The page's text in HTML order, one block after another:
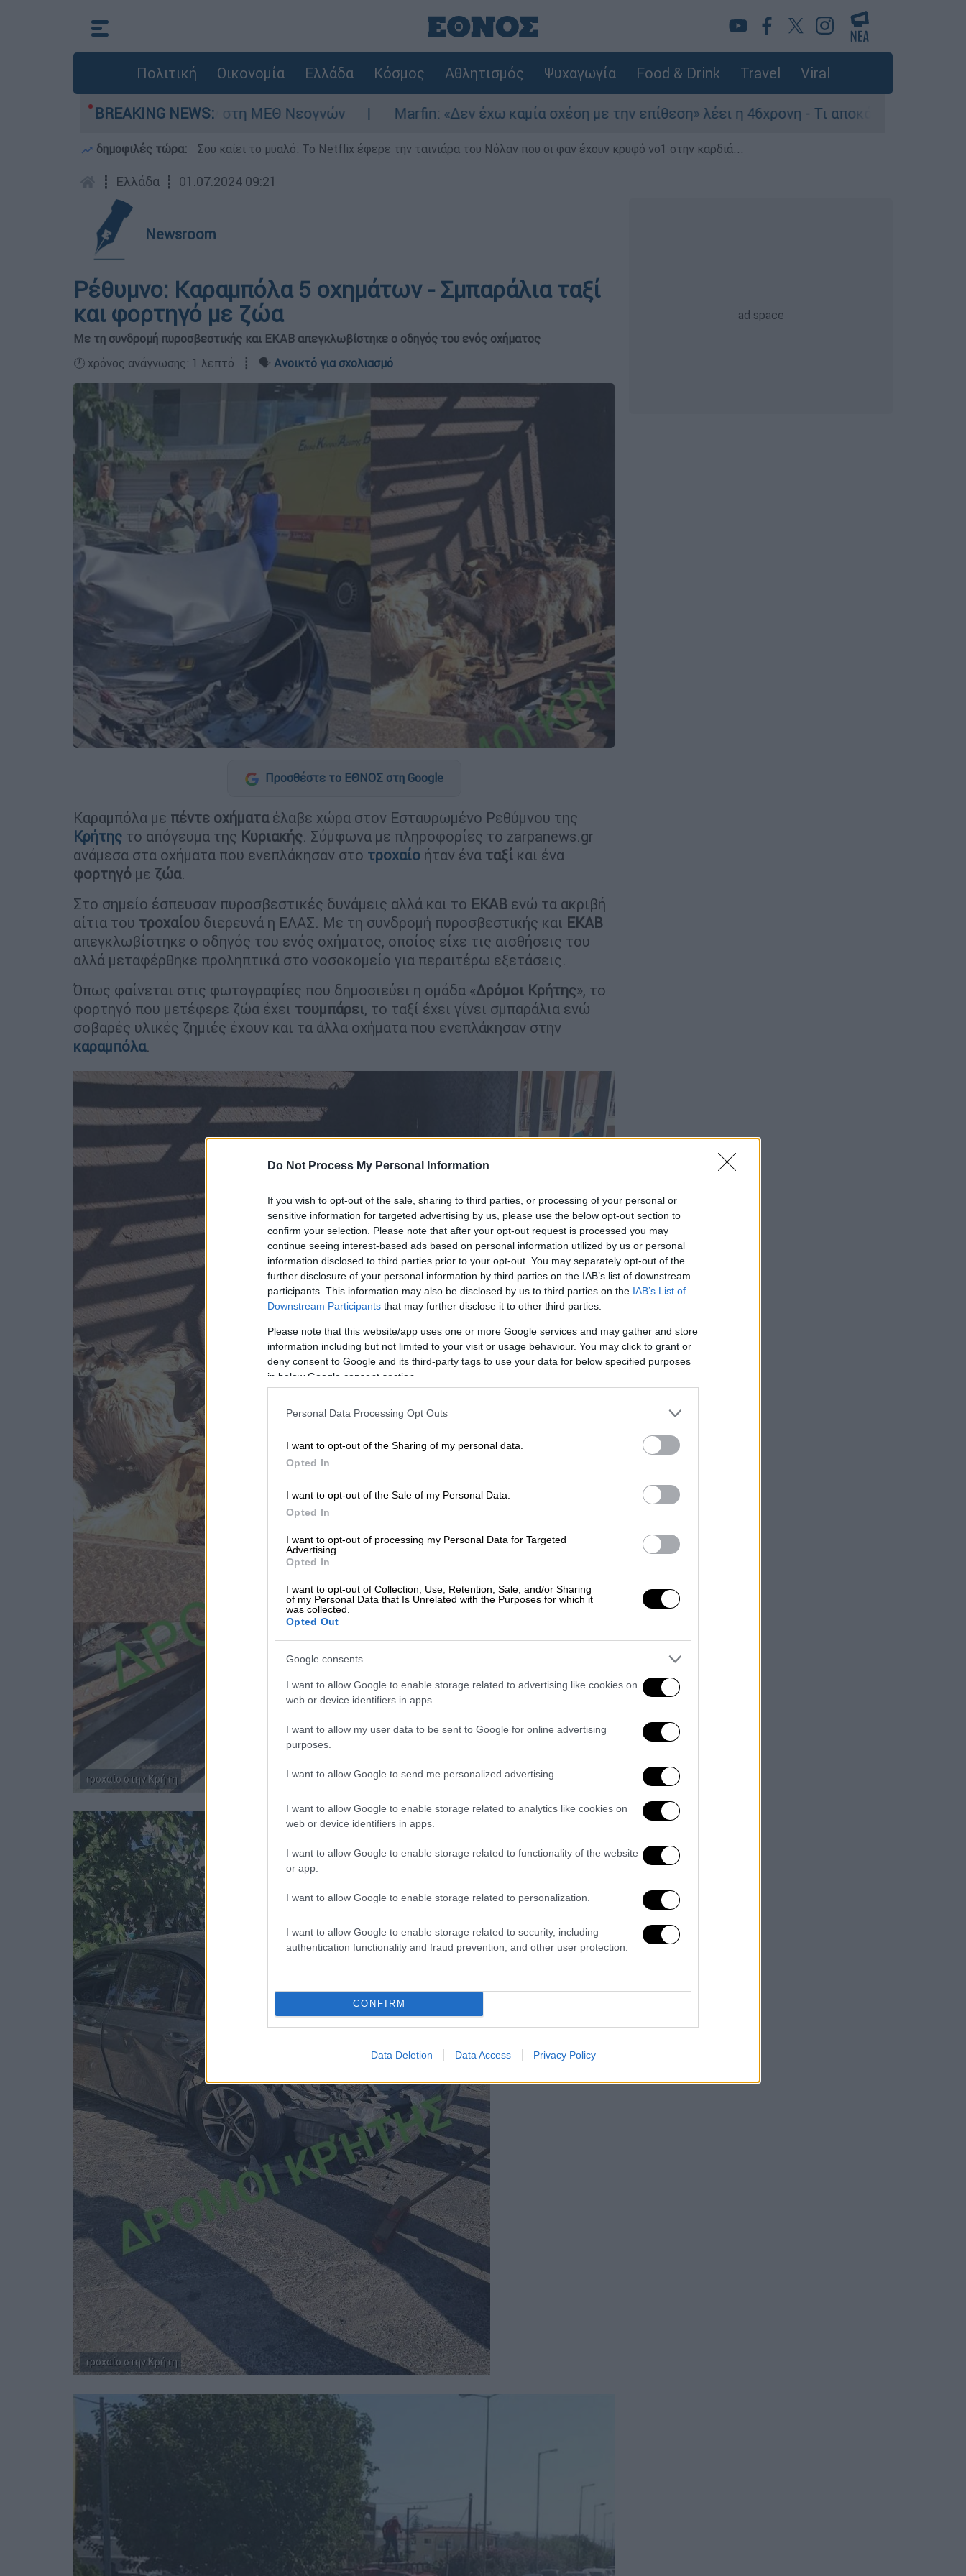
Do Not Process My Personal Information
If you wish to opt-out of the sale, sharing to third parties, or processing of your personal or
sensitive information for targeted advertising by us, please use the below opt-out section to
confirm your selection. Please note that after your opt-out request is processed you may
continue seeing interest-based ads based on personal information utilized by us or personal
information disclosed to third parties prior to your opt-out. You may separately opt-out of the
further disclosure of your personal information by third parties on the IAB’s list of downstream
participants. This information may also be disclosed by us to third parties on the IAB’s List of
Downstream Participants that may further disclose it to other third parties.
Please note that this website/app uses one or more Google services and may gather and store
information including but not limited to your visit or usage behaviour. You may click to grant or
deny consent to Google and its third-party tags to use your data for below specified purposes
in below Google consent section.
Personal Data Processing Opt Outs
I want to opt-out of the Sharing of my personal data.
Opted In
I want to opt-out of the Sale of my Personal Data.
Opted In
I want to opt-out of processing my Personal Data for Targeted
Advertising.
Opted In
I want to opt-out of Collection, Use, Retention, Sale, and/or Sharing
of my Personal Data that Is Unrelated with the Purposes for which it
was collected.
Opted Out
Google consents
I want to allow Google to enable storage related to advertising like cookies on
web or device identifiers in apps.
I want to allow my user data to be sent to Google for online advertising
purposes.
I want to allow Google to send me personalized advertising.
I want to allow Google to enable storage related to analytics like cookies on
web or device identifiers in apps.
I want to allow Google to enable storage related to functionality of the website
or app.
I want to allow Google to enable storage related to personalization.
I want to allow Google to enable storage related to security, including
authentication functionality and fraud prevention, and other user protection.
CONFIRM
Data Deletion Data Access Privacy Policy
Πολιτική Οικονομία Ελλάδα Κόσμος Αθλητισμός Ψυχαγωγία Food & Drink Travel Viral
BREAKING NEWS:
Νοσηλευόταν στη ΜΕΘ Νεογνών Marfin: «Δεν έχω καμία σχέση με την επίθεση» λέει η 46χρονη - Τι αποκάλυψε στους αστυνομικούς
δημοφιλές τώρα: Σου καίει το μυαλό: Το Netflix έφερε την ταινιάρα του Νόλαν που οι φαν έχουν κρυφό νο1 στην καρδιά...
┋ Ελλάδα ┋ 01.07.2024 09:21
Newsroom
Ρέθυμνο: Καραμπόλα 5 οχημάτων - Σμπαράλια ταξί
και φορτηγό με ζώα
Με τη συνδρομή πυροσβεστικής και ΕΚΑΒ απεγκλωβίστηκε ο οδηγός του ενός οχήματος
🕛 χρόνος ανάγνωσης: 1 λεπτό ┋ 🗣️ Ανοικτό για σχολιασμό
Προσθέστε το ΕΘΝΟΣ στη Google
Καραμπόλα με πέντε οχήματαέλαβε χώρα στον Εσταυρωμένο Ρεθύμνου της
Κρήτης το απόγευμα της Κυριακής. Σύμφωνα με πληροφορίες το zarpanews.gr
ανάμεσα στα οχήματα που ενεπλάκησαν στο τροχαίο ήταν ένα ταξί και ένα
φορτηγό με ζώα.
Στο σημείο έσπευσαν πυροσβεστικές δυνάμεις αλλά και το ΕΚΑΒ ενώ τα ακριβή
αίτια του τροχαίου διερευνά η ΕΛΑΣ. Με τη συνδρομή πυροσβεστικής και ΕΚΑΒ
απεγκλωβίστηκε ο οδηγός του ενός οχήματος, οποίος είχε τις αισθήσεις του
αλλά μεταφέρθηκε προληπτικά στο νοσοκομείο για περαιτέρω εξετάσεις.
Όπως φαίνεται στις φωτογραφίες που δημοσιεύει η ομάδα «Δρόμοι Κρήτης», το
φορτηγό που μετέφερε ζώα έχει τουμπάρει, το ταξί έχει γίνει σμπαράλια ενώ
σοβαρές υλικές ζημιές έχουν και τα άλλα οχήματα που ενεπλάκησαν στην
καραμπόλα.
τροχαίο στην Κρήτη
τροχαίο στην Κρήτη